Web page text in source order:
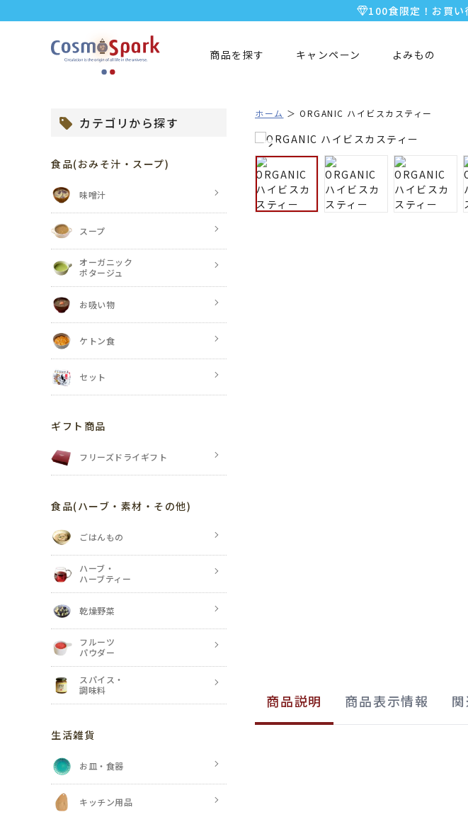
100食限定！お買い
新規会員登録で今すぐ使
商品を探す キャンペーン よみもの
ホーム ORGANIC ハイビスカスティー
商品説明 商品表示情報
カテゴリから探す
食品(おみそ汁・スープ)
味噌汁
スープ
オーガニック
ポタージュ
お吸い物
ケトン食
セット
ギフト商品
フリーズドライギフト
食品(ハーブ・素材・その他)
ごはんもの
ハーブ・
ハーブティー
乾燥野菜
フルーツ
パウダー
スパイス・
調味料
生活雑貨
お皿・食器
キッチン用品